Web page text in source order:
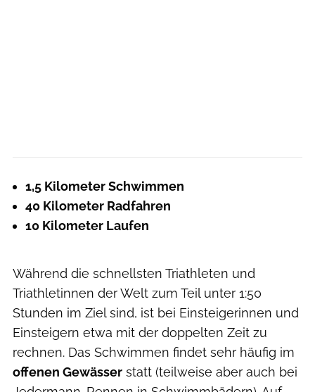
1,5 Kilometer Schwimmen
40 Kilometer Radfahren
10 Kilometer Laufen
Während die schnellsten Triathleten und
Triathletinnen der Welt zum Teil unter 1:50
Stunden im Ziel sind, ist bei Einsteigerinnen und
Einsteigern etwa mit der doppelten Zeit zu
rechnen. Das Schwimmen findet sehr häufig im
offenen Gewässer statt (teilweise aber auch bei